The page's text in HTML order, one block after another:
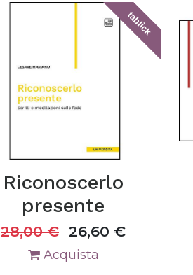
tablick
Riconoscerlo
presente
28,00€ 26,60 €
Acquista